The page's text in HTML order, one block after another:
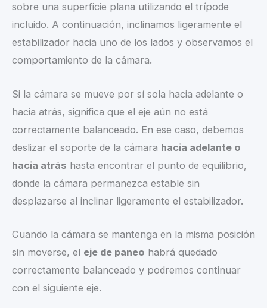
sobre una superficie plana utilizando el trípode
incluido. A continuación, inclinamos ligeramente el
estabilizador hacia uno de los lados y observamos el
comportamiento de la cámara.
Si la cámara se mueve por sí sola hacia adelante o
hacia atrás, significa que el eje aún no está
correctamente balanceado. En ese caso, debemos
deslizar el soporte de la cámara hacia adelante o
hacia atrás hasta encontrar el punto de equilibrio,
donde la cámara permanezca estable sin
desplazarse al inclinar ligeramente el estabilizador.
Cuando la cámara se mantenga en la misma posición
sin moverse, el eje de paneo habrá quedado
correctamente balanceado y podremos continuar
con el siguiente eje.